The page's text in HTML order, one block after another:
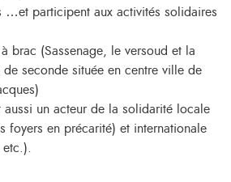
…et participent aux activités solidaires
brac (Sassenage, le versoud et la
de seconde située en centre ville de
aussi un acteur de la solidarité locale
foyers en précarité) et internationale